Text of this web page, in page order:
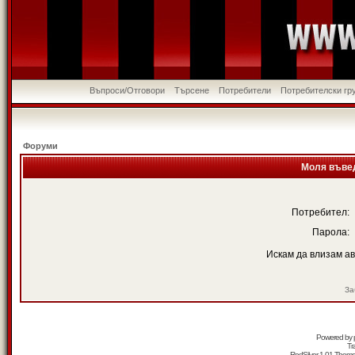
Въпроси/Отговори Търсене Потребители Потребителски
Форуми
Моля
Потребител:
Парола:
Искам да влизам
Powered by